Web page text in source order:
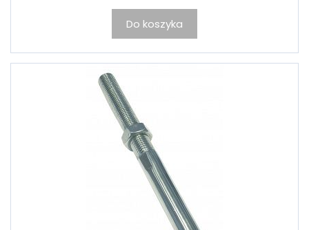
Do koszyka